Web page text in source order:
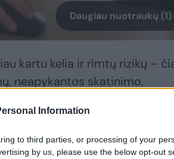
Information
to third parties, or processing of your
by us, please use the below opt-out
Daugiau nuotraukų (1)
kartu kelia ir rimtų rizikų –
neapykantos skatinimo,
kad daugiausia patyčių
teritorijoje. Todėl ypač svarbu,
bet ir skaitmeninėje